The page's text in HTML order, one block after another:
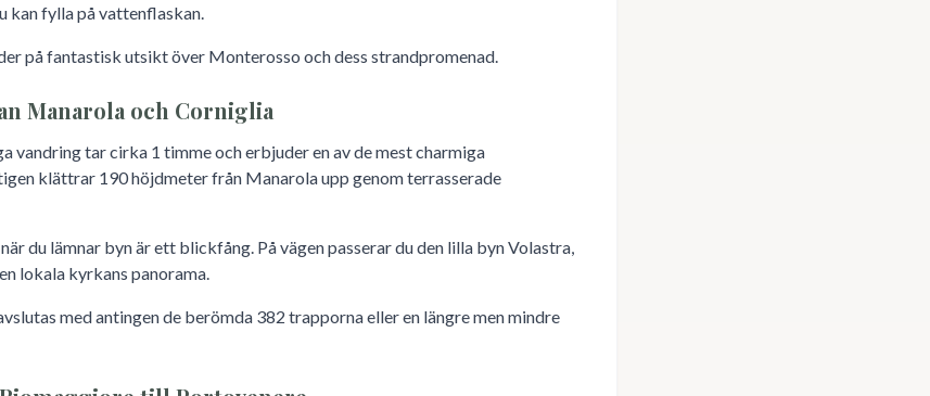
kan fylla på vattenflaskan.
på fantastisk utsikt över Monterosso och dess strandpromenad.
Manarola och Corniglia
vandring tar cirka 1 timme och erbjuder en av de mest charmiga
klättrar 190 höjdmeter från Manarola upp genom terrasserade
du lämnar byn är ett blickfång. På vägen passerar du den lilla byn Volastra,
lokala kyrkans panorama.
med antingen de berömda 382 trapporna eller en längre men mindre